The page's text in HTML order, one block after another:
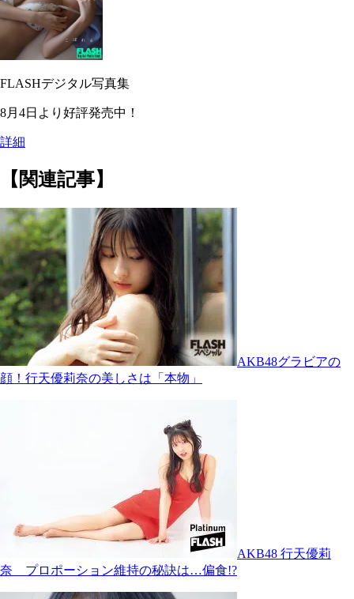
FLASHデジタル写真集
8月4日より好評発売中！
詳細
【関連記事】
AKB48グラビアの
顔！行天優莉奈の美しさは「本物」
AKB48 行天優莉
奈 プロポーション維持の秘訣は…偏食!?